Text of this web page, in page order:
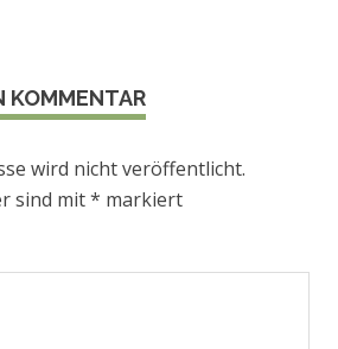
KOMMENTAR
wird nicht veröffentlicht.
sind mit* markiert